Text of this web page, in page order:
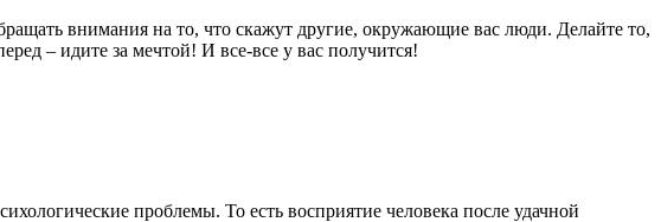
внимания на то, что скажут другие, окружающие вас люди. Делайте то,
– идите за мечтой! И все-все у вас получится!
проблемы. То есть восприятие человека после удачной